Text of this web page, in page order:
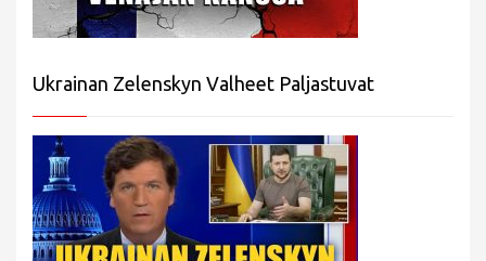
Ukrainan Zelenskyn Valheet Paljastuvat